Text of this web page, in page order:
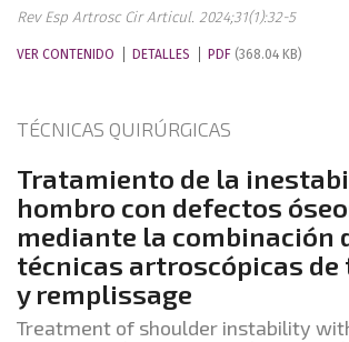
Rev Esp Artrosc Cir Articul. 2024;31(1):32-5
VER CONTENIDO DETALLES PDF (368.04 KB)
TÉCNICAS QUIRÚRGICAS
Tratamiento de la
hombro con defectos
mediante la combinación
técnicas artroscópicas de
y remplissage
Treatment of shoulder instability